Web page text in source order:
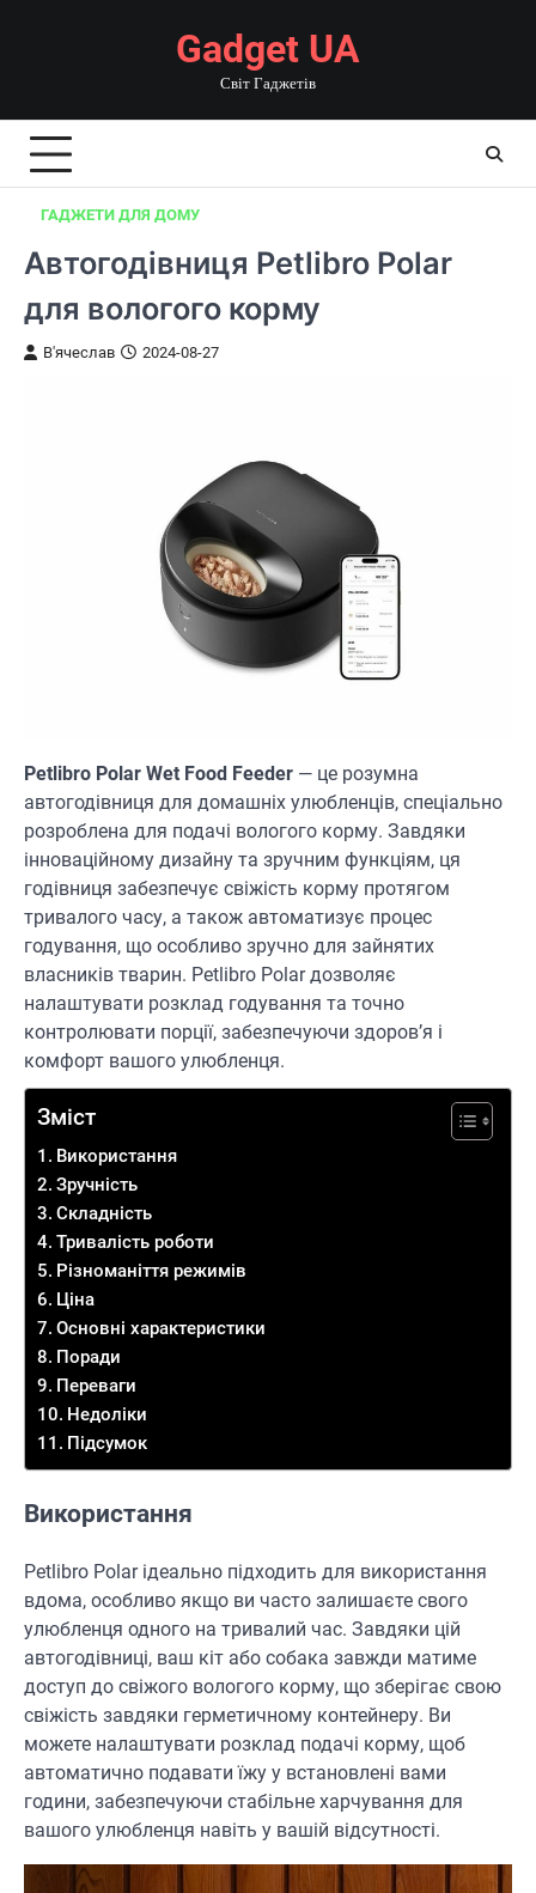
Gadget UA
Світ Гаджетів
ГАДЖЕТИ ДЛЯ ДОМУ
Автогодівниця Petlibro Polar
для вологого корму
В'ячеслав 2024-08-27
Petlibro Polar Wet Food Feeder — це розумна
автогодівниця для домашніх улюбленців, спеціально
розроблена для подачі вологого корму. Завдяки
інноваційному дизайну та зручним функціям, ця
годівниця забезпечує свіжість корму протягом
тривалого часу, а також автоматизує процес
годування, що особливо зручно для зайнятих
власників тварин. Petlibro Polar дозволяє
налаштувати розклад годування та точно
контролювати порції, забезпечуючи здоров’я і
комфорт вашого улюбленця.
Зміст
Використання
Зручність
Складність
Тривалість роботи
Різноманіття режимів
Ціна
Основні характеристики
Поради
Переваги
Недоліки
Підсумок
Використання
Petlibro Polar ідеально підходить для використання
вдома, особливо якщо ви часто залишаєте свого
улюбленця одного на тривалий час. Завдяки цій
автогодівниці, ваш кіт або собака завжди матиме
доступ до свіжого вологого корму, що зберігає свою
свіжість завдяки герметичному контейнеру. Ви
можете налаштувати розклад подачі корму, щоб
автоматично подавати їжу у встановлені вами
години, забезпечуючи стабільне харчування для
вашого улюбленця навіть у вашій відсутності.